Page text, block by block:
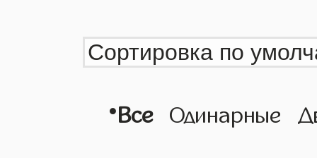
•Все Одинарные